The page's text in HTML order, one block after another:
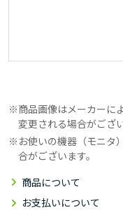
商品画像はメーカーに
変更される場合がござ
お使いの機器（モニタ
合がございます。
商品について
お支払いについて